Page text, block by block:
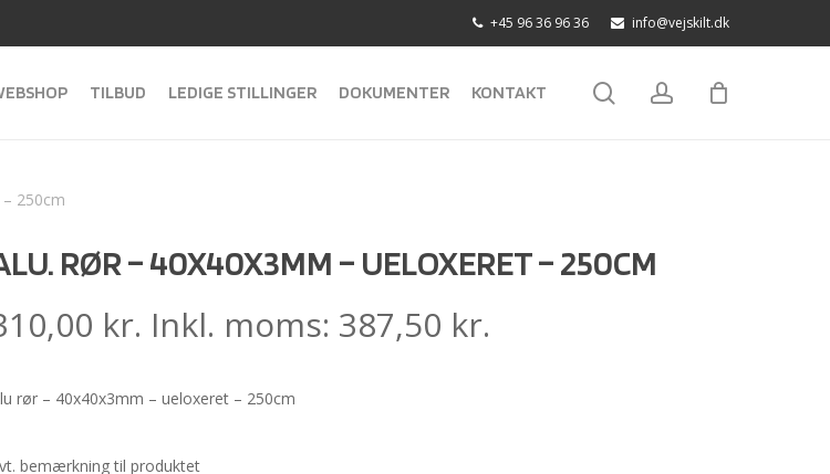
+45 96 36 96 36 info@vejskilt.dk
TILBUD LEDIGE STILLINGER DOKUMENTER KONTAKT searchaccount
250cm
RØR – 40X40X3MM – UELOXERET – 250CM
kr. Inkl. moms: 387,50 kr.
rør – 40x40x3mm – ueloxeret – 250cm
bemærkning til produktet